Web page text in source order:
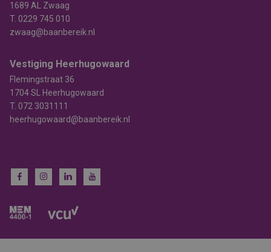
1689 AL Zwaag
T. 0229 745 010
zwaag@baanbereik.nl
Vestiging Heerhugowaard
Flemingstraat 36
1704 SL Heerhugowaard
T. 072 3031111
heerhugowaard@baanbereik.nl